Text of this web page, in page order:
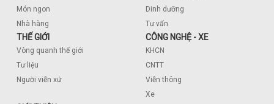
Món ngon
Nhà hàng
Dinh dưỡng
Tư vấn
THẾ GIỚI
Vòng quanh thế giới
Tư liệu
Người viễn xứ
CÔNG NGHỆ - XE
KHCN
CNTT
Viễn thông
Xe